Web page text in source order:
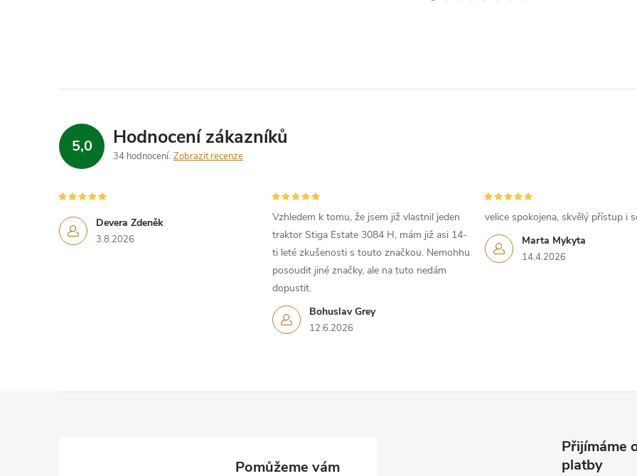
5,0 Hodnocení zákazníků
34 hodnocení Zobrazit recenze
Devera Zdeněk
3.8.2026
Bohuslav Grey
12.6.2026
Vzhledem k tomu, že jsem již vlastnil jeden
traktor Stiga Estate 3084 H, mám již asi 14-
ti leté zkušenosti s touto značkou. Nemohhu
posoudit jiné značky, ale na tuto nedám
dopustit.
Marta Mykyta
14.4.2026
velice spokojena, skvělý přístup i
Přijímáme
platby